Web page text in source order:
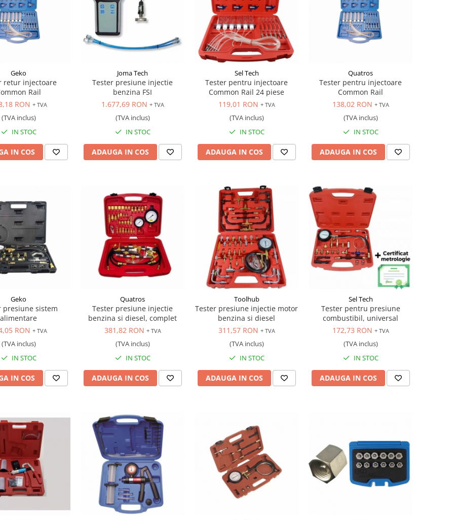
Geko
retur injectoare
Rail
RON + TVA
(TVA inclus)
IN STOC
IN COS
Joma Tech
Tester presiune injectie
benzina FSI
1.677,69 RON + TVA
(TVA inclus)
IN STOC
ADAUGA IN COS
Sel Tech
Tester pentru injectoare
Common Rail 24 piese
119,01 RON + TVA
(TVA inclus)
IN STOC
ADAUGA IN COS
Quatros
Tester pentru injectoare
Common Rail
138,02 RON + TVA
(TVA inclus)
IN STOC
ADAUGA IN COS
Geko
presiune sistem
alimentare
RON + TVA
(TVA inclus)
IN STOC
IN COS
Quatros
Tester presiune injectie
benzina si diesel, complet
381,82 RON + TVA
(TVA inclus)
IN STOC
ADAUGA IN COS
Toolhub
Tester presiune injectie motor
benzina si diesel
311,57 RON + TVA
(TVA inclus)
IN STOC
ADAUGA IN COS
Sel Tech
Tester pentru presiune
combustibil, universal
172,73 RON + TVA
(TVA inclus)
IN STOC
ADAUGA IN COS